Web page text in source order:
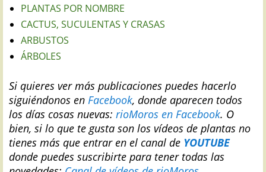
PLANTAS POR NOMBRE
CACTUS, SUCULENTAS Y CRASAS
ARBUSTOS
ÁRBOLES
Si quieres ver más publicaciones puedes hacerlo
siguiéndonos en Facebook, donde aparecen todos
los días cosas nuevas: rioMoros en Facebook. O
bien, si lo que te gusta son los vídeos de plantas no
tienes más que entrar en el canal de YOUTUBE
donde puedes suscribirte para tener todas las